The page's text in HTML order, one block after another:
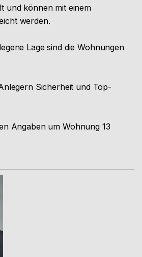
und können mit einem
werden.
Lage sind die Wohnungen
Sicherheit und Top-
Angaben um Wohnung 13